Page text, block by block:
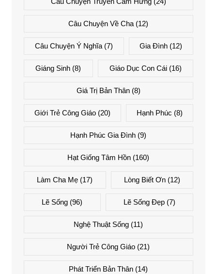
Câu Chuyện Về Cha (12)
Câu Chuyện Ý Nghĩa(7) Gia Đình (12)
Giáng Sinh (8) Giáo Dục Con Cái(16)
Giá Trị Bản Thân(8)
Giới Trẻ Công Giáo(20) Hạnh Phúc (8)
Hạnh Phúc Gia Đình (9)
Hạt Giống Tâm Hồn (160)
Làm Cha Mẹ (17) Lòng Biết Ơn(12)
Lẽ Sống (96) Lẽ Sống Đẹp(7)
Nghệ Thuật Sống (11)
Người Trẻ Công Giáo (21)
Phát Triển Bản Thân (14)